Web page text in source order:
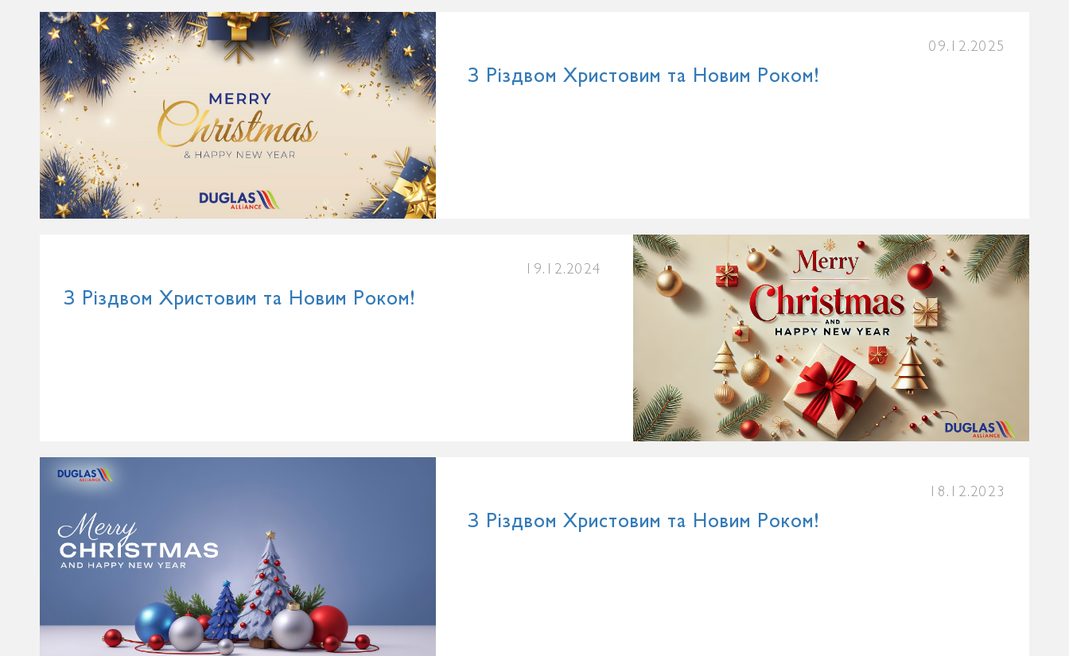
09.12.2025
З Різдвом Христовим та Новим Роком!
19.12.2024
З Різдвом Христовим та Новим Роком!
18.12.2023
З Різдвом Христовим та Новим Роком!